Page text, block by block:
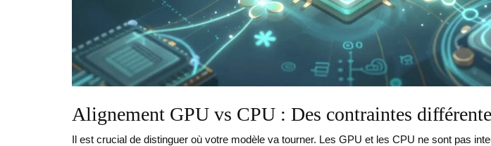
Alignement GPU vs CPU : Des contraintes
Il est crucial de distinguer où votre modèle va tourner. Les GPU et les CPU ne sont pas